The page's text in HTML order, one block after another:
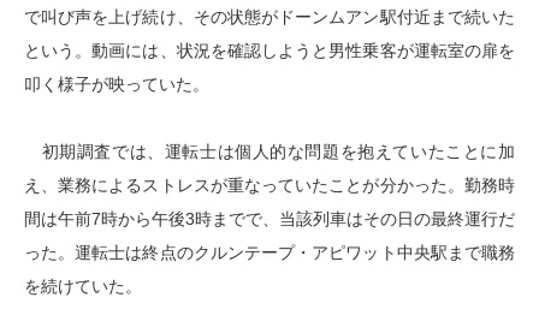
で叫び声を上げ続け、その状態がドーンムアン駅付近まで続いた
という。動画には、状況を確認しようと男性乗客が運転室の扉を
叩く様子が映っていた。
初期調査では、運転士は個人的な問題を抱えていたことに加
え、業務によるストレスが重なっていたことが分かった。勤務時
間は午前7時から午後3時までで、当該列車はその日の最終運行だ
った。運転士は終点のクルンテープ・アピワット中央駅まで職務
を続けていた。